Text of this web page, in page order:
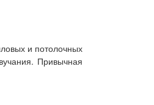
и потолочных
Привычная